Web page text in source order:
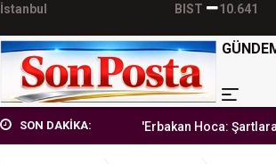
İstanbul BIST 10.641
SON DAKİKA:'Erbakan Hoca: Şartlara teslim